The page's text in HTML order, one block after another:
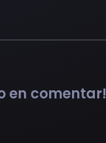
en comentar!